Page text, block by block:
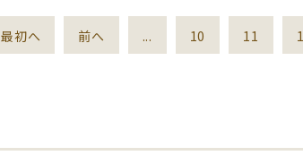
最初へ 前へ ... 10 11